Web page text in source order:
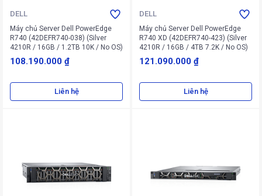
DELL
Máy chủ Server Dell PowerEdge
R740 (42DEFR740-038) (Silver
4210R / 16GB / 1.2TB 10K / No OS)
108.190.000 ₫
Liên hệ
DELL
Máy chủ Server Dell PowerEdge
R740 XD (42DEFR740-423) (Silver
4210R / 16GB / 4TB 7.2K / No OS)
121.090.000 ₫
Liên hệ